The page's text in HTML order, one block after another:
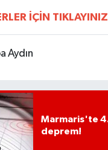
İÇİN TIKLAYINIZ
Aydın
Marmaris'te
deprem!